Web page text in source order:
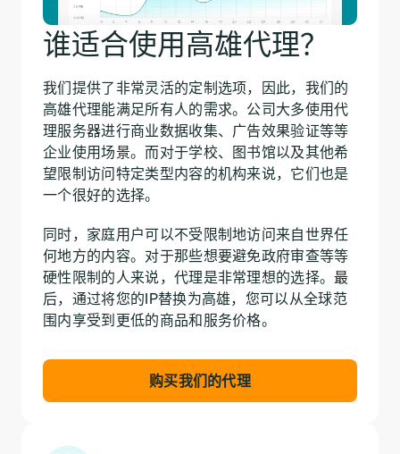
谁适合使用高雄代理？
我们提供了非常灵活的定制选项，因此，我们的
高雄代理能满足所有人的需求。公司大多使用代
理服务器进行商业数据收集、广告效果验证等等
企业使用场景。而对于学校、图书馆以及其他希
望限制访问特定类型内容的机构来说，它们也是
一个很好的选择。
同时，家庭用户可以不受限制地访问来自世界任
何地方的内容。对于那些想要避免政府审查等等
硬性限制的人来说，代理是非常理想的选择。最
后，通过将您的IP替换为高雄，您可以从全球范
围内享受到更低的商品和服务价格。
购买我们的代理